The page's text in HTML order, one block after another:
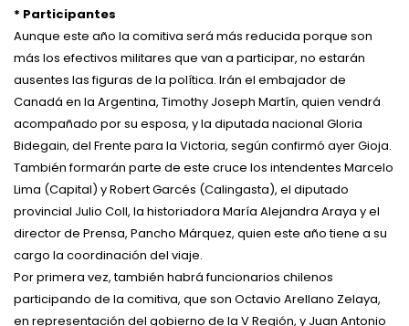
* Participantes
Aunque este año la comitiva será más reducida porque son
más los efectivos militares que van a participar, no estarán
ausentes las figuras de la política. Irán el embajador de
Canadá en la Argentina, Timothy Joseph Martín, quien vendrá
acompañado por su esposa, y la diputada nacional Gloria
Bidegain, del Frente para la Victoria, según confirmó ayer Gioja.
También formarán parte de este cruce los intendentes Marcelo
Lima (Capital) y Robert Garcés (Calingasta), el diputado
provincial Julio Coll, la historiadora María Alejandra Araya y el
director de Prensa, Pancho Márquez, quien este año tiene a su
cargo la coordinación del viaje.
Por primera vez, también habrá funcionarios chilenos
participando de la comitiva, que son Octavio Arellano Zelaya,
en representación del gobierno de la V Región, y Juan Antonio